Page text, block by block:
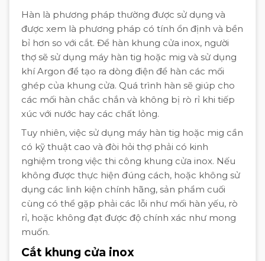
Hàn là phương pháp thường được sử dụng và
được xem là phương pháp có tính ổn định và bền
bỉ hơn so với cắt. Để hàn khung cửa inox, người
thợ sẽ sử dụng máy hàn tig hoặc mig và sử dụng
khí Argon để tạo ra dòng điện để hàn các mối
ghép của khung cửa. Quá trình hàn sẽ giúp cho
các mối hàn chắc chắn và không bị rò rỉ khi tiếp
xúc với nước hay các chất lỏng.
Tuy nhiên, việc sử dụng máy hàn tig hoặc mig cần
có kỹ thuật cao và đòi hỏi thợ phải có kinh
nghiệm trong việc thi công khung cửa inox. Nếu
không được thực hiện đúng cách, hoặc không sử
dụng các linh kiện chính hãng, sản phẩm cuối
cùng có thể gặp phải các lỗi như mối hàn yếu, rò
rỉ, hoặc không đạt được độ chính xác như mong
muốn.
Cắt khung cửa inox